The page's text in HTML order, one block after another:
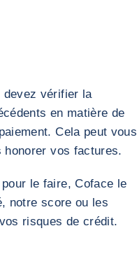
devez vérifier la
en matière de
Cela peut vous
vos factures.
le faire, Coface le
notre score ou les
risques de crédit.